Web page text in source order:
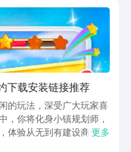
下载安装链接推荐
的玩法，深受广大玩家喜
，你将化身小镇规划师，
体验从无到有建设商业版
街道逐渐热闹，满满的成
更多